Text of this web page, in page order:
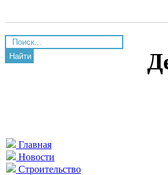
Найти
Главная
Новости
Строительство